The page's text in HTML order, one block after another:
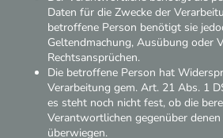
Daten für die Zwecke der
betroffene Person benötigt sie
Geltendmachung, Ausübung oder
Rechtsansprüchen.
Die betroffene Person hat
Verarbeitung gem. Art. 21 Abs. 1
es steht noch nicht fest, ob die
Verantwortlichen gegenüber
überwiegen.